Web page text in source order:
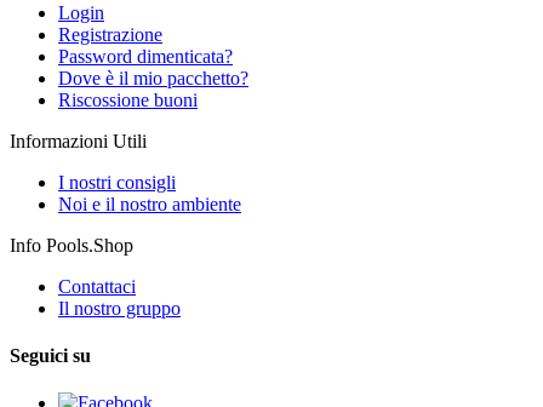
Login
Registrazione
Password dimenticata?
Dove è il mio pacchetto?
Riscossione buoni
Informazioni Utili
I nostri consigli
Noi e il nostro ambiente
Info Pools.Shop
Contattaci
Il nostro gruppo
Seguici su